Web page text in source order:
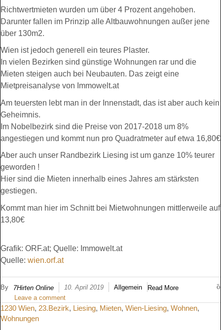
Richtwertmieten wurden um über 4 Prozent angehoben.
Darunter fallen im Prinzip alle Altbauwohnungen außer jene
über 130m2.
Wien ist jedoch generell ein teures Plaster.
In vielen Bezirken sind günstige Wohnungen rar und die
Mieten steigen auch bei Neubauten. Das zeigt eine
Mietpreisanalyse von Immowelt.at
Am teuersten lebt man in der Innenstadt, das ist aber auch kein
Geheimnis.
Im Nobelbezirk sind die Preise von 2017-2018 um 8%
angestiegen und kommt nun pro Quadratmeter auf etwa 16,80€
Aber auch unser Randbezirk Liesing ist um ganze 10% teurer
geworden !
Hier sind die Mieten innerhalb eines Jahres am stärksten
gestiegen.
Kommt man hier im Schnitt bei Mietwohnungen mittlerweile auf
13,80€
Grafik: ORF.at; Quelle: Immowelt.at
Quelle: wien.orf.at
By 7Hirten Online 10. April 2019 Allgemein
Read More
Leave a comment
1230 Wien, 23.Bezirk, Liesing, Mieten, Wien-Liesing, Wohnen,
Wohnungen